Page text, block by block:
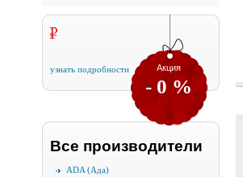
Акция
- 0 %
узнать подробности
Все производители
ADA (Ада)